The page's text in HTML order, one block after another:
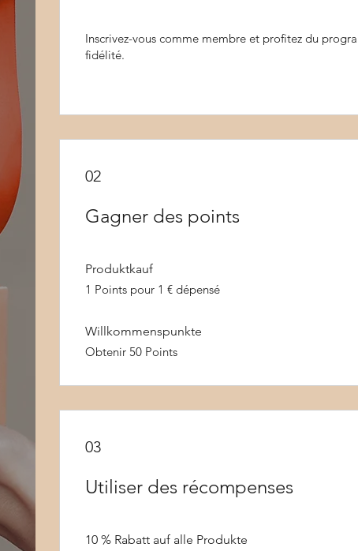
Inscrivez-vous comme membre et profitez du
fidélité.
02
Gagner des points
Produktkauf
1 Points pour 1 € dépensé
Willkommenspunkte
Obtenir 50 Points
03
Utiliser des récompenses
10 % Rabatt auf alle Produkte